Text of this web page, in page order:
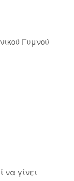
Γυμνού
να γίνει